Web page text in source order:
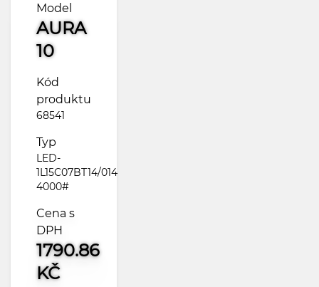
Model
AURA
10
Kód
produktu
68541
Typ
LED-
1L15C07BT14/014
4000#
Cena s
DPH
1790.86
KČ